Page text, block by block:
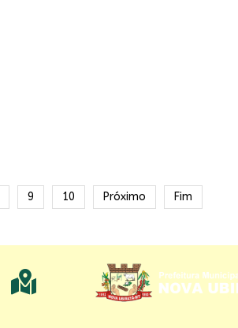
9 10 Próximo Fim